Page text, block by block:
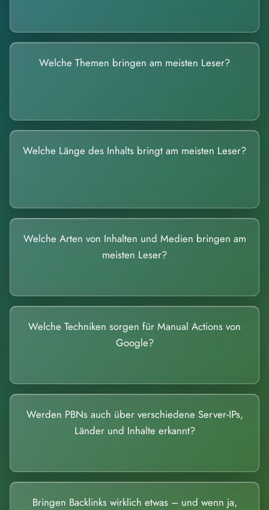
Welche Themen bringen am meisten Leser?
Welche Länge des Inhalts bringt am meisten Leser?
Welche Arten von Inhalten und Medien bringen am
meisten Leser?
Welche Techniken sorgen für Manual Actions von
Google?
Werden PBNs auch über verschiedene Server-IPs,
Länder und Inhalte erkannt?
Bringen Backlinks wirklich etwas – und wenn ja,